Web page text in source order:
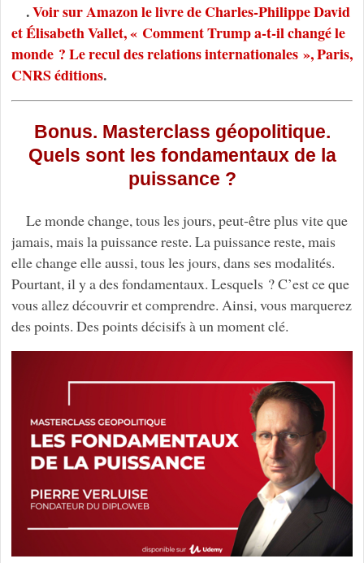
.Voir sur Amazon le livre de Charles-Philippe David
et Élisabeth Vallet, « Comment Trump a-t-il changé le
monde ? Le recul des relations internationales », Paris,
CNRS éditions.
Bonus. Masterclass géopolitique.
Quels sont les fondamentaux de la
puissance ?
Le monde change, tous les jours, peut-être plus vite que
jamais, mais la puissance reste. La puissance reste, mais
elle change elle aussi, tous les jours, dans ses modalités.
Pourtant, il y a des fondamentaux. Lesquels ? C’est ce que
vous allez découvrir et comprendre. Ainsi, vous marquerez
des points. Des points décisifs à un moment clé.